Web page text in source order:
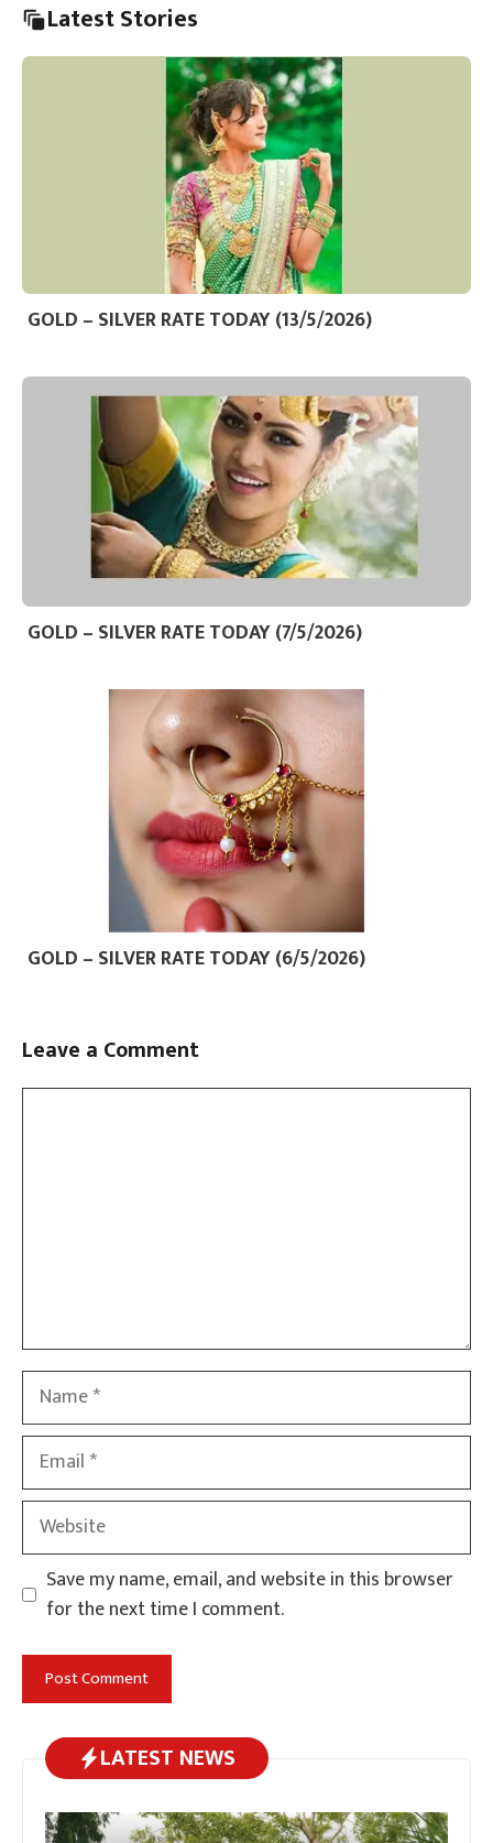
Latest Stories
GOLD – SILVER RATE TODAY (13/5/2026)
GOLD – SILVER RATE TODAY (7/5/2026)
GOLD – SILVER RATE TODAY (6/5/2026)
Leave a Comment
Name
Email
Website
Save my name, email, and website in this browser
for the next time I comment.
LATEST NEWS